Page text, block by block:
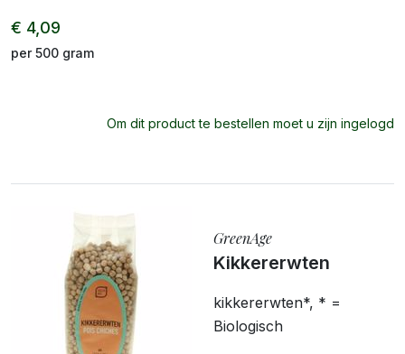
€ 4,09
per 500 gram
Om dit product te bestellen moet u zijn ingelogd
GreenAge
Kikkererwten
kikkererwten*, * =
Biologisch